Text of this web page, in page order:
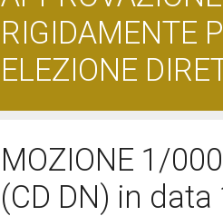
RIGIDAMENTE
ELEZIONE
MOZIONE 1/
(CD DN) in